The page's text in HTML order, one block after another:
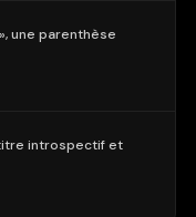
une parenthèse
titre introspectif et